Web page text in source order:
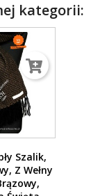
kategorii:
Szalik,
Z Wełny